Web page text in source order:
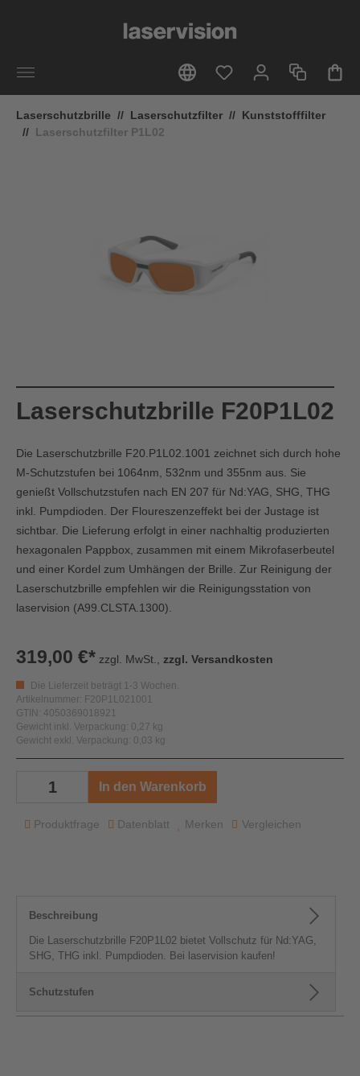
Laserschutzbrille // Laserschutzfilter // Kunststofffilter
// Laserschutzfilter P1L02
Laserschutzbrille F20P1L02
Die Laserschutzbrille F20.P1L02.1001 zeichnet sich durch hohe
M-Schutzstufen bei 1064nm, 532nm und 355nm aus. Sie
genießt Vollschutzstufen nach EN 207 für Nd:YAG, SHG, THG
inkl. Pumpdioden. Der Floureszenzeffekt bei der Justage ist
sichtbar. Die Lieferung erfolgt in einer nachhaltig produzierten
hexagonalen Pappbox, zusammen mit einem Mikrofaserbeutel
und einer Kordel zum Umhängen der Brille. Zur Reinigung der
Laserschutzbrille empfehlen wir die Reinigungsstation von
laservision (A99.CLSTA.1300).
319,00 €* zzgl. MwSt., zzgl. Versandkosten
Die Lieferzeit beträgt 1-3 Wochen.
Artikelnummer: F20P1L021001
GTIN: 4050369018921
Gewicht inkl. Verpackung: 0,27 kg
Gewicht exkl. Verpackung: 0,03 kg
In den Warenkorb
Produktfrage Merken Vergleichen
Datenblatt
Beschreibung
Die Laserschutzbrille F20P1L02 bietet Vollschutz für Nd:YAG,
SHG, THG inkl. Pumpdioden. Bei laservision kaufen!
Schutzstufen